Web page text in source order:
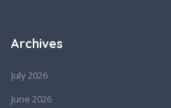
Archives
July 2026
June 2026